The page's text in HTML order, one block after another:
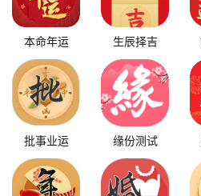
本命年运 生辰择吉
批事业运 缘份测试